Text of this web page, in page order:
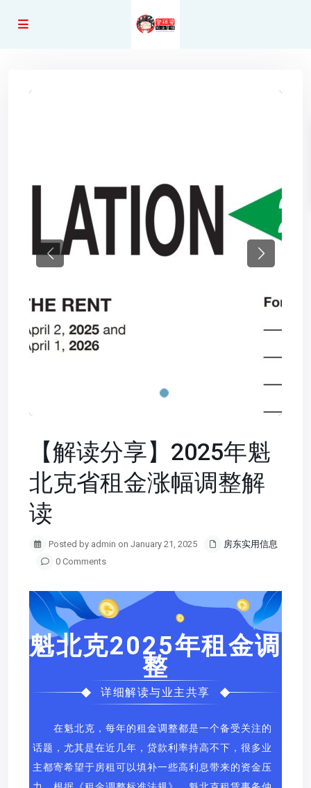
Previous Next
【解读分享】2025年魁
北克省租金涨幅调整解
读
Posted by admin on January 21, 2025
房东实用信息
0 Comments
魁北克2025年租金调
整
详细解读与业主共享
在魁北克，每年的租金调整都是一个备受关注的
话题，尤其是在近几年，贷款利率持高不下，很多业
主都寄希望于房租可以填补一些高利息带来的资金压